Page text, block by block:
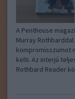
A Penthouse
Murray
kompromisszumot
kelti. Az interjú
Rothbard Reader